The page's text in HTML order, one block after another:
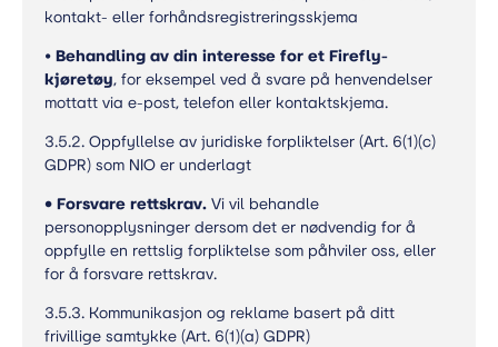
kontakt- eller forhåndsregistreringsskjema
• Behandling av din interesse for et Firefly-
kjøretøy, for eksempel ved å svare på henvendelser
mottatt via e-post, telefon eller kontaktskjema.
3.5.2. Oppfyllelse av juridiske forpliktelser (Art. 6(1)(c)
GDPR) som NIO er underlagt
• Forsvare rettskrav. Vi vil behandle
personopplysninger dersom det er nødvendig for å
oppfylle en rettslig forpliktelse som påhviler oss, eller
for å forsvare rettskrav.
3.5.3. Kommunikasjon og reklame basert på ditt
frivillige samtykke (Art. 6(1)(a) GDPR)